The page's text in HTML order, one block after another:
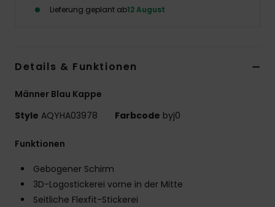
Lieferung geplant ab12 August
Details & Funktionen
Männer Blau Kappe
Style AQYHA03978 Farbcode byj0
Funktionen
Gebogener Schirm
3D-Logostickerei vorne in der Mitte
Seitliche Flexfit-Stickerei